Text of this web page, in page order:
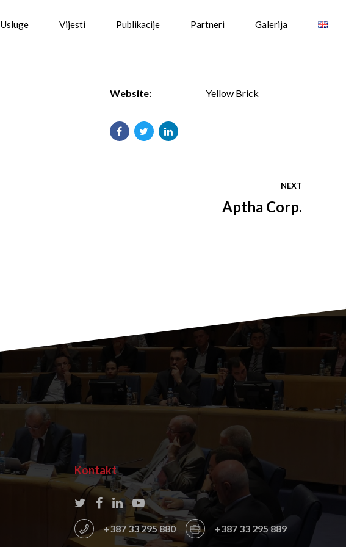
Usluge Vijesti Publikacije Partneri Galerija
Website: Yellow Brick
NEXT
Aptha Corp.
Kontakt
+387 33 295 880 +387 33 295 889